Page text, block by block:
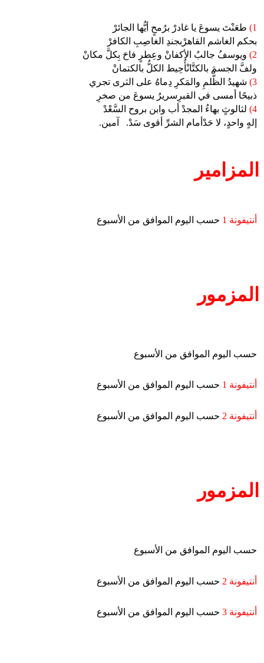
1)
طعَنْتَ يسوعَ يا غادرْ برُمحٍ أيُّها الجائرْ
بحكم الغاشم القاهرْبجندِ الغاصِبِ الكافرْ
2)
ويوسفُ جالبُ الأكفانْ وعِطرٍ فاحَ بِكلَّ مكانْ
ولفَّ الجسمَ بالكتَّانْأُحِيط الكلُّ بالكتمانْ
3) شهيدُ الظُّلمِ والمَكرِ دِماهُ على الثرى تجري
ذبيحًا أمسى في القبرِسريرُ يسوعَ من صخرِ
4) لثالوثٍ بهاءُ المجدْ أب وابن بروح السَّعْدْ
إلهٍ واحدٍ، لا حَدْأمام الشرِّ أقوى سَدْ.
آمين.
المزامير
أنتيفونة 1 حسب اليوم الموافق من الأسبوع
المزمور
حسب اليوم الموافق من الأسبوع
أنتيفونة 1 حسب اليوم الموافق من الأسبوع
أنتيفونة 2 حسب اليوم الموافق من الأسبوع
المزمور
حسب اليوم الموافق من الأسبوع
أنتيفونة 2 حسب اليوم الموافق من الأسبوع
أنتيفونة 3 حسب اليوم الموافق من الأسبوع